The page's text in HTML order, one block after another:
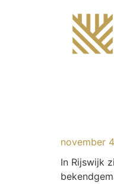
november
In Rijswijk